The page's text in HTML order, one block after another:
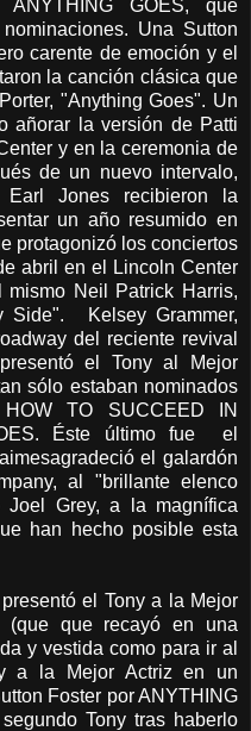
GOES, que
Una Sutton
carente de emoción y el
la canción clásica que
"Anything Goes". Un
añorar la versión de Patti
y en la ceremonia de
de un nuevo intervalo,
Earl Jones recibieron la
un año resumido en
protagonizó los conciertos
abril en el Lincoln Center
Neil Patrick Harris,
Side". Kelsey Grammer,
del reciente revival
el Tony al Mejor
sólo estaban nominados
TO SUCCEED IN
Éste último fue el
el galardón
al "brillante elenco
Joel Grey, a la magnífica
han hecho posible esta
el Tony a la Mejor
que recayó en una
y vestida como para ir al
a la Mejor Actriz en un
Foster por ANYTHING
Tony tras haberlo